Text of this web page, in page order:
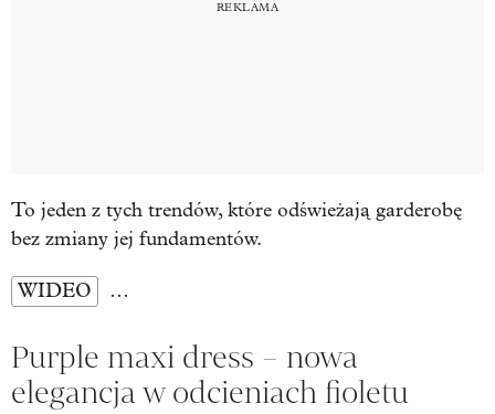
To jeden z tych trendów, które odświeżają garderobę
bez zmiany jej fundamentów.
WIDEO …
Purple maxi dress – nowa
elegancja w odcieniach fioletu